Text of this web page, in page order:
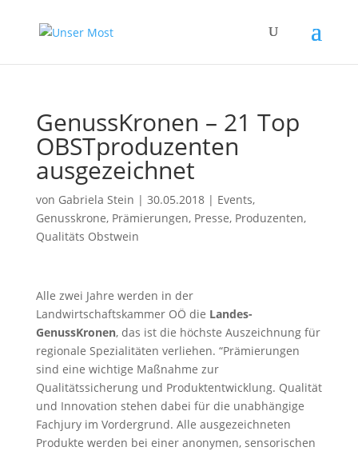
GenussKronen – 21 Top
OBSTproduzenten
ausgezeichnet
von Gabriela Stein | 30.05.2018| Events,
Genusskrone, Prämierungen, Presse, Produzenten,
Qualitäts Obstwein
Alle zwei Jahre werden in der
Landwirtschaftskammer OÖ die Landes-
GenussKronen, das ist die höchste Auszeichnung für
regionale Spezialitäten verliehen. “Prämierungen
sind eine wichtige Maßnahme zur
Qualitätssicherung und Produktentwicklung. Qualität
und Innovation stehen dabei für die unabhängige
Fachjury im Vordergrund. Alle ausgezeichneten
Produkte werden bei einer anonymen, sensorischen